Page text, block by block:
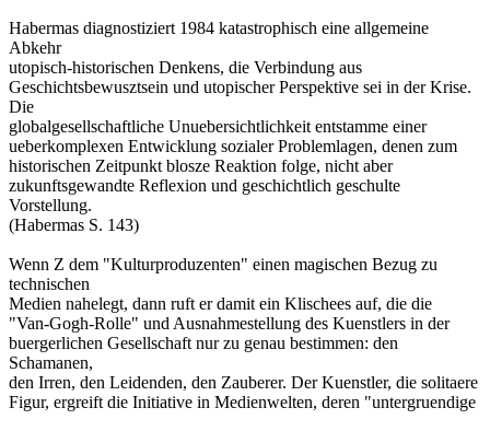
Habermas diagnostiziert 1984 katastrophisch eine allgemeine
Abkehr
utopisch-historischen Denkens, die Verbindung aus
Geschichtsbewusztsein und utopischer Perspektive sei in der Krise.
Die
globalgesellschaftliche Unuebersichtlichkeit entstamme einer
ueberkomplexen Entwicklung sozialer Problemlagen, denen zum
historischen Zeitpunkt blosze Reaktion folge, nicht aber
zukunftsgewandte Reflexion und geschichtlich geschulte
Vorstellung.
(Habermas S. 143)
Wenn Z dem "Kulturproduzenten" einen magischen Bezug zu
technischen
Medien nahelegt, dann ruft er damit ein Klischees auf, die die
"Van-Gogh-Rolle" und Ausnahmestellung des Kuenstlers in der
buergerlichen Gesellschaft nur zu genau bestimmen: den
Schamanen,
den Irren, den Leidenden, den Zauberer. Der Kuenstler, die solitaere
Figur, ergreift die Initiative in Medienwelten, deren "untergruendige